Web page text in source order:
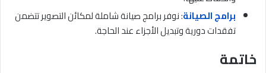
برامج الصيانة: نوفر برامج صيانة شاملة لمكائن التصوير تتضمن
تفقدات دورية وتبديل الأجزاء عند الحاجة.
خاتمة